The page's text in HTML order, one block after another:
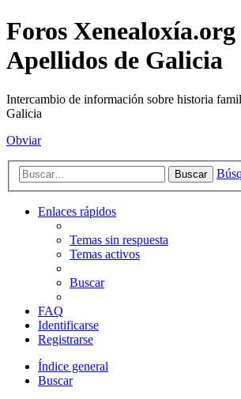
Foros Xenealoxía.org
Apellidos de Galicia
Intercambio de información sobre historia
Galicia
Obviar
Buscar
Enlaces rápidos
Temas sin respuesta
Temas activos
Buscar
FAQ
Identificarse
Registrarse
Índice general
Buscar